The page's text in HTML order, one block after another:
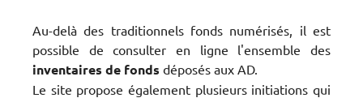
Au-delà des traditionnels fonds numérisés, il est
possible de consulter en ligne l'ensemble des
inventaires de fonds déposés aux AD.
Le site propose également plusieurs initiations qui